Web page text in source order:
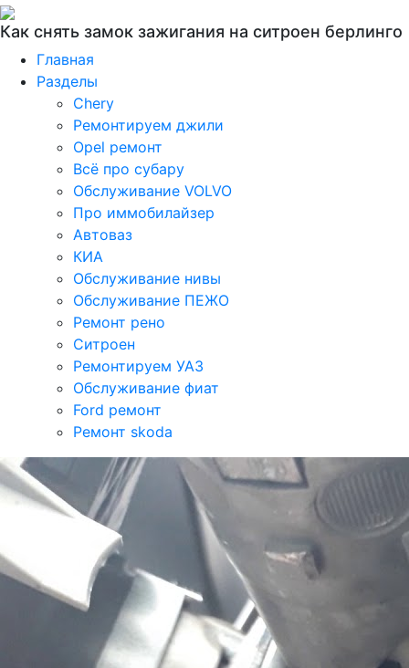
Как снять замок зажигания на ситроен берлинго
Главная
Разделы
Chery
Ремонтируем джили
Opel ремонт
Всё про субару
Обслуживание VOLVO
Про иммобилайзер
Автоваз
КИА
Обслуживание нивы
Обслуживание ПЕЖО
Ремонт рено
Ситроен
Ремонтируем УАЗ
Обслуживание фиат
Ford ремонт
Ремонт skoda